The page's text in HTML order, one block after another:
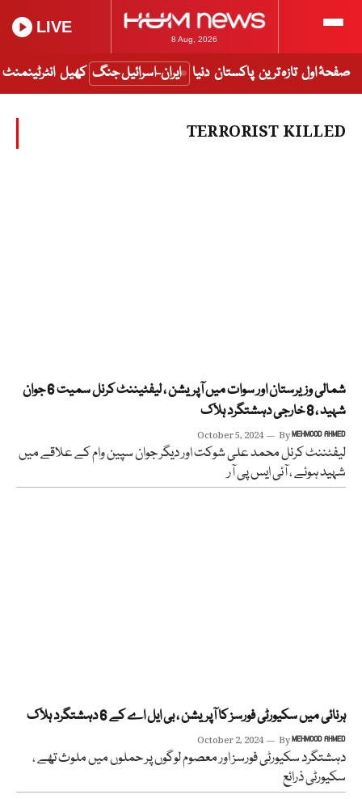
8 Aug, 2026
LIVE
صفحۂ اول تازہ ترین پاکستان دنیا ایران-اسرائیل جنگ کھیل انٹرٹینمنٹ
TERRORIST KILLED
شمالی وزیرستان اور سوات میں آپریشن ، لیفٹیننٹ کرنل سمیت 6 جوان
شہید ، 8 خارجی دہشتگرد ہلاک
October 5, 2024 ByMEHMOOD AHMED
لیفٹننٹ کرنل محمد علی شوکت اور دیگر جوان سپین وام کے علاقے میں
شہید ہوئے ، آئی ایس پی آر
ہرنائی میں سکیورٹی فورسز کا آپریشن ، بی ایل اے کے 6 دہشتگرد ہلاک
October 2, 2024 ByMEHMOOD AHMED
دہشتگرد سکیورٹی فورسز اور معصوم لوگوں پر حملوں میں ملوث تھے ،
سکیورٹی ذرائع